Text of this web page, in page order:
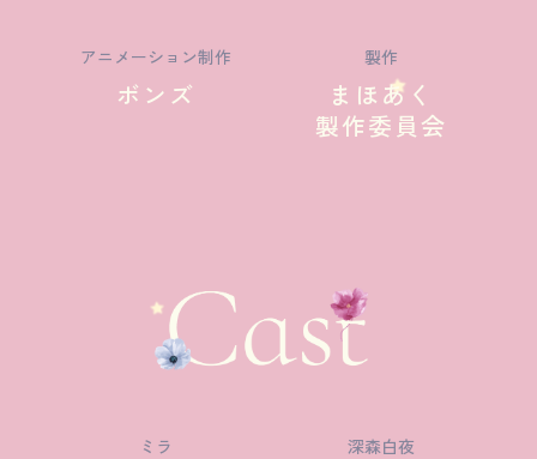
アニメーション制作
ボンズ
製作
まほあく
製作委員会
ミラ 深森白夜